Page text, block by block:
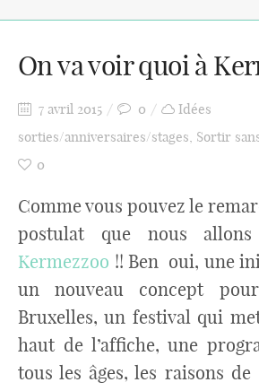
On va voir quoi à
7 avril 2015 0
Idées
sorties/anniversaires/stages, Sortir
0
Comme vous pouvez le
postulat que nous
Kermezzoo !! Ben oui, une
un nouveau concept
Bruxelles, un festival qui
haut de l’affiche, une
tous les âges, les raisons de